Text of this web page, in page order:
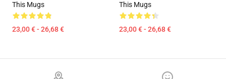
This Mugs
23,00 € - 26,68 €
This Mugs
23,00 € - 26,68 €